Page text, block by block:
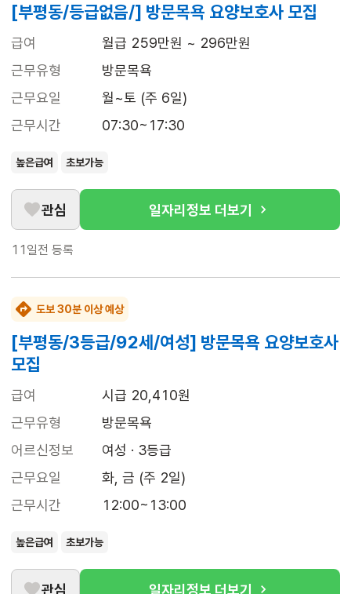
[부평동/등급없음/] 방문목욕 요양보호사 모집
급여
월급 259만원 ~ 296만원
근무유형
방문목욕
근무요일
월~토 (주 6일)
근무시간
07:30~17:30
높은급여 초보가능
관심 일자리정보 더보기
11일전 등록
도보 30분 이상 예상
[부평동/3등급/92세/여성] 방문목욕 요양보호사
모집
급여
시급 20,410원
근무유형
방문목욕
어르신정보
여성 · 3등급
근무요일
화, 금 (주 2일)
근무시간
12:00~13:00
높은급여 초보가능
관심 일자리정보 더보기